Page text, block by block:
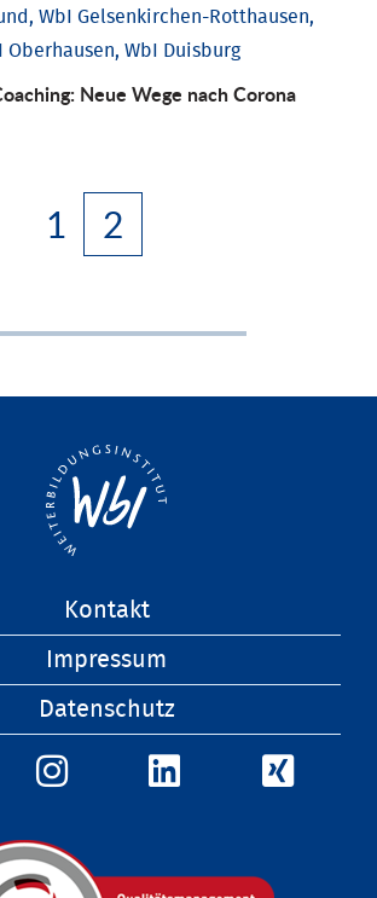
WbI Gelsenkirchen-Rotthausen,
Oberhausen, WbI Duisburg
Neue Wege nach Corona
1 2
Kontakt
Impressum
Datenschutz